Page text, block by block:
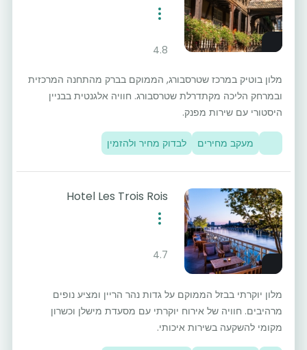
4.8
מלון בוטיק במרכז שטרסבורג, הממוקם בברק מהתחנה המרכזית
ובמרחק הליכה מקתדרלת שטרסבורג. חוויה אלגנטית בבניין
היסטורי עם שירות מפנק.
מעקב מחירים לבדוק מחיר ולהזמין
Hotel Les Trois Rois
4.7
מלון יוקרתי בבזל הממוקם על גדות נהר הריין ומציע נופים
מרהיבים. חוויה של אירוח יוקרתי עם מסעדת מישלן וכשרון
מקומי להשקעה בשירות איכותי.